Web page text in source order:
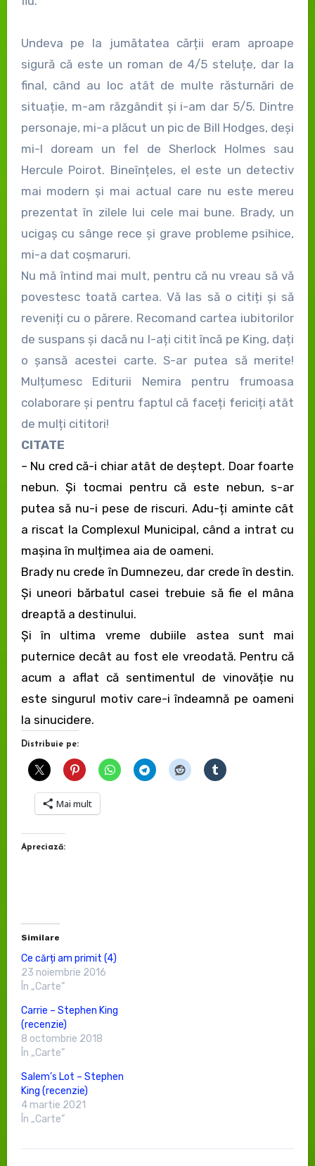
Undeva pe la jumătatea cărții eram aproape
sigură că este un roman de 4/5 steluțe, dar la
final, când au loc atât de multe răsturnări de
situație, m-am răzgândit și i-am dar 5/5. Dintre
personaje, mi-a plăcut un pic de Bill Hodges, deși
mi-l doream un fel de Sherlock Holmes sau
Hercule Poirot. Bineînțeles, el este un detectiv
mai modern și mai actual care nu este mereu
prezentat în zilele lui cele mai bune. Brady, un
ucigaș cu sânge rece și grave probleme psihice,
mi-a dat coșmaruri.
Nu mă întind mai mult, pentru că nu vreau să vă
povestesc toată cartea. Vă las să o citiți și să
reveniți cu o părere. Recomand cartea iubitorilor
de suspans și dacă nu l-ați citit încă pe King, dați
o șansă acestei carte. S-ar putea să merite!
Mulțumesc Editurii Nemira pentru frumoasa
colaborare și pentru faptul că faceți fericiți atât
de mulți cititori!
CITATE
– Nu cred că-i chiar atât de deștept. Doar foarte
nebun. Și tocmai pentru că este nebun, s-ar
putea să nu-i pese de riscuri. Adu-ți aminte cât
a riscat la Complexul Municipal, când a intrat cu
mașina în mulțimea aia de oameni.
Brady nu crede în Dumnezeu, dar crede în destin.
Și uneori bărbatul casei trebuie să fie el mâna
dreaptă a destinului.
Și în ultima vreme dubiile astea sunt mai
puternice decât au fost ele vreodată. Pentru că
acum a aflat că sentimentul de vinovăție nu
este singurul motiv care-i îndeamnă pe oameni
la sinucidere.
Distribuie pe:
Mai mult
Apreciază:
Similare
Ce cărți am primit (4)
23 noiembrie 2016
În „Carte”
Carrie – Stephen King
(recenzie)
8 octombrie 2018
În „Carte”
Salem’s Lot – Stephen
King (recenzie)
4 martie 2021
În „Carte”